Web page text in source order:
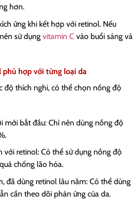
hơn.
ứng khi kết hợp với retinol. Nếu
sử dụng vitamin Cvào buổi sáng và
phù hợp với từng loại da
độ thích nghi, có thể chọn nồng độ
mới bắt đầu: Chỉ nên dùng nồng độ
với retinol: Có thể sử dụng nồng độ
chống lão hóa.
đã dùng retinol lâu năm: Có thể dùng
cần theo dõi phản ứng của da.